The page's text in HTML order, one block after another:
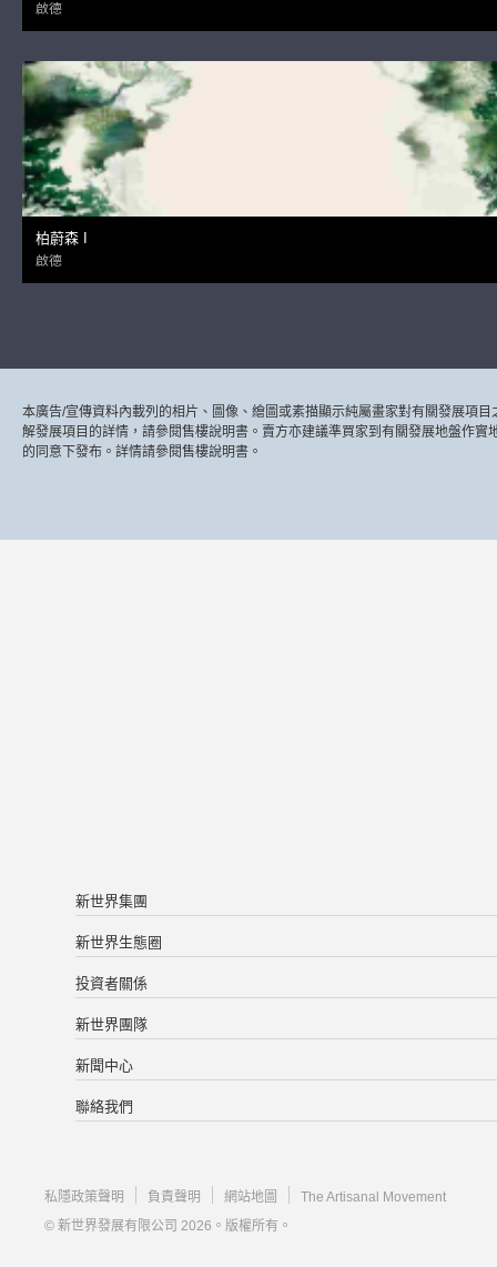
啟德
柏蔚森 I
啟德
本廣告/宣傳資料內載列的相片、圖像、繪圖或素描顯示純屬畫家對有關發展項
解發展項目的詳情，請參閱售樓說明書。賣方亦建議準買家到有關發展地盤作
的同意下發布。詳情請參閱售樓說明書。
新世界集團
新世界生態圈
投資者關係
新世界團隊
新聞中心
聯絡我們
私隱政策聲明 負責聲明 網站地圖
The Artisanal Movement
© 新世界發展有限公司 2026。版權所有。